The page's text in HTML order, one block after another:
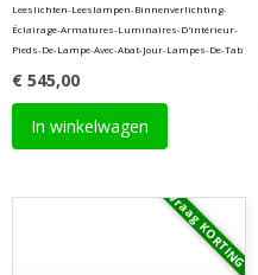
Leeslichten-Leeslampen-Binnenverlichting-
Éclairage-Armatures-Luminaires-D'intérieur-
Pieds-De-Lampe-Avec-Abat-Jour-Lampes-De-Tab
€ 545,00
In winkelwagen
Vraag KORTING